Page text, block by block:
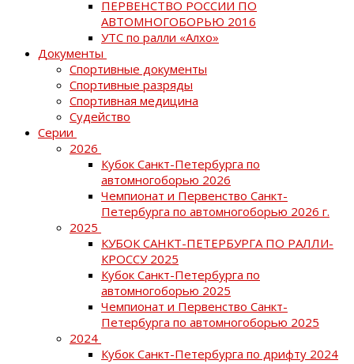
ПЕРВЕНСТВО РОССИИ ПО
АВТОМНОГОБОРЬЮ 2016
УТС по ралли «Алхо»
Документы
Спортивные документы
Спортивные разряды
Спортивная медицина
Судейство
Серии
2026
Кубок Санкт-Петербурга по
автомногоборью 2026
Чемпионат и Первенство Санкт-
Петербурга по автомногоборью 2026 г.
2025
КУБОК САНКТ-ПЕТЕРБУРГА ПО РАЛЛИ-
КРОССУ 2025
Кубок Санкт-Петербурга по
автомногоборью 2025
Чемпионат и Первенство Санкт-
Петербурга по автомногоборью 2025
2024
Кубок Санкт-Петербурга по дрифту 2024